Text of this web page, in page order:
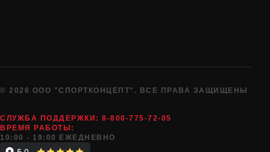
© 2026 ООО "СПОРТКОНЦЕПТ". ВСЕ ПРАВА ЗАЩИЩЕНЫ
СЛУЖБА ПОДДЕРЖКИ: 8-800-775-72-05
ВРЕМЯ РАБОТЫ:
10:00 - 19:00 ЕЖЕДНЕВНО